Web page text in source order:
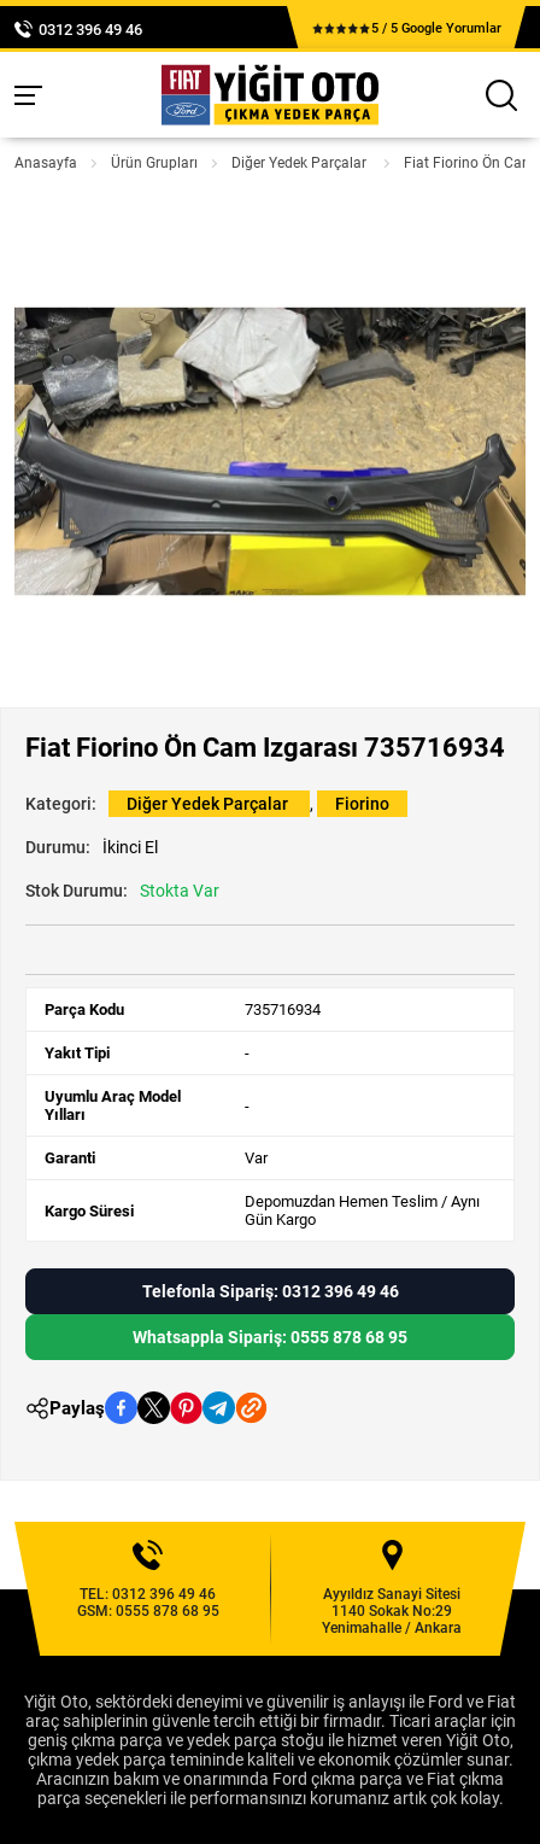
0312 396 49 46 5 / 5 Google Yorumlar
Anasayfa Ürün Grupları Diğer Yedek Parçalar Fiat Fiorino Ön
Fiat Fiorino Ön Cam Izgarası 735716934
Kategori: Diğer Yedek Parçalar , Fiorino
Durumu: İkinci El
Stok Durumu: Stokta Var
Parça Kodu 735716934
Yakıt Tipi -
Uyumlu Araç Model
Yılları
-
Garanti Var
Kargo Süresi
Depomuzdan Hemen Teslim / Aynı
Gün Kargo
Telefonla Sipariş: 0312 396 49 46
Whatsappla Sipariş: 0555 878 68 95
Paylaş
TEL:0312 396 49 46
GSM: 0555 878 68 95
Ayyıldız Sanayi Sitesi
1140 Sokak No:29
Yenimahalle / Ankara
Yiğit Oto, sektördeki deneyimi ve güvenilir iş anlayışı ile Ford ve Fiat
araç sahiplerinin güvenle tercih ettiği bir firmadır. Ticari araçlar için
geniş çıkma parça ve yedek parça stoğu ile hizmet veren Yiğit Oto,
çıkma yedek parça temininde kaliteli ve ekonomik çözümler sunar.
Aracınızın bakım ve onarımında Ford çıkma parça ve Fiat çıkma
parça seçenekleri ile performansınızı korumanız artık çok kolay.